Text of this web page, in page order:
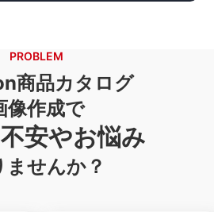
PROBLEM
商品カタログ
像作成で
安やお悩み
ませんか？